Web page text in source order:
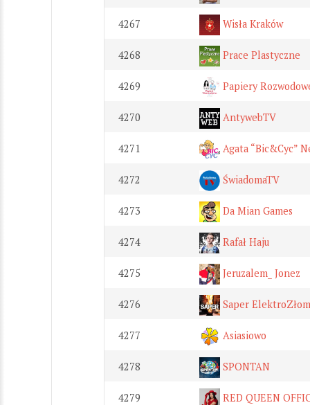
4267 Wisła Kraków
4268 Prace Plastyczne
4269 Papiery
4270 AntywebTV
4271 Agata “Bic&Cyc”
4272 ŚwiadomaTV
4273 Da Mian Games
4274 Rafał Haju
4275 Jeruzalem_ Jonez
4276 Saper
4277 Asiasiowo
4278 SPONTAN
4279 RED QUEEN